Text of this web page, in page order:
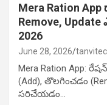
Mera Ration
Remove,
2026
June 28, 2026
Mera Ration App:
(Add), తొలగించడం
సరిచేయడం…